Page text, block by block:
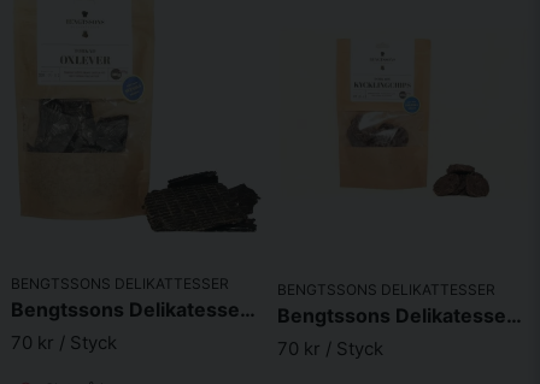
BENGTSSONS DELIKATTESSER
Bengtssons Delikatesser Oxlever 110g
70 kr / Styck
BENGTSSONS DELIKATTESSER
Bengtssons Delikatesser Kycklingchips 110g
70 kr / Styck